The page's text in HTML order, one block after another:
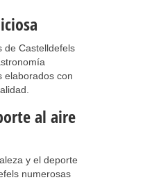
de Castelldefels
elaborados con
al aire
y el deporte
numerosas